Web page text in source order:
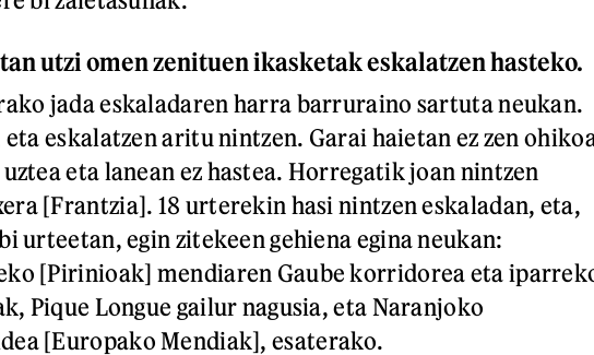
utzi omen zenituen ikasketak eskalatzen hasteko.
jada eskaladaren harra barruraino sartuta neukan.
eta eskalatzen aritu nintzen. Garai haietan ez zen
eta lanean ez hastea. Horregatik joan nintzen
[Frantzia]. 18 urterekin hasi nintzen eskaladan, eta,
urteetan, egin zitekeen gehiena egina neukan:
[Pirinioak] mendiaren Gaube korridorea eta
Pique Longue gailur nagusia, eta Naranjoko
[Europako Mendiak], esaterako.